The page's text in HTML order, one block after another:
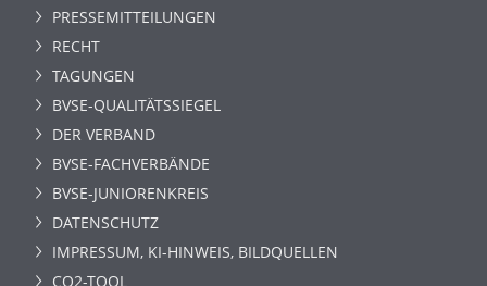
PRESSEMITTEILUNGEN
RECHT
TAGUNGEN
BVSE-QUALITÄTSSIEGEL
DER VERBAND
BVSE-FACHVERBÄNDE
BVSE-JUNIORENKREIS
DATENSCHUTZ
IMPRESSUM, KI-HINWEIS, BILDQUELLEN
CO2-TOOL